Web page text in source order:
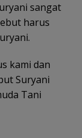
sangat
harus
kami dan
Suryani
Tani